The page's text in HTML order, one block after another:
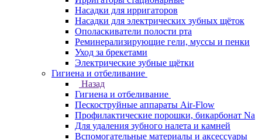
Насадки для ирригаторов
Насадки для электрических зубных щёток
Ополаскиватели полости рта
Реминерализирующие гели, муссы и пенки
Уход за брекетами
Электрические зубные щётки
Гигиена и отбеливание
Назад
Гигиена и отбеливание
Пескоструйные аппараты Air-Flow
Профилактические порошки, бикарбонат Na
Для удаления зубного налета и камней
Вспомогательные материалы и аксессуары